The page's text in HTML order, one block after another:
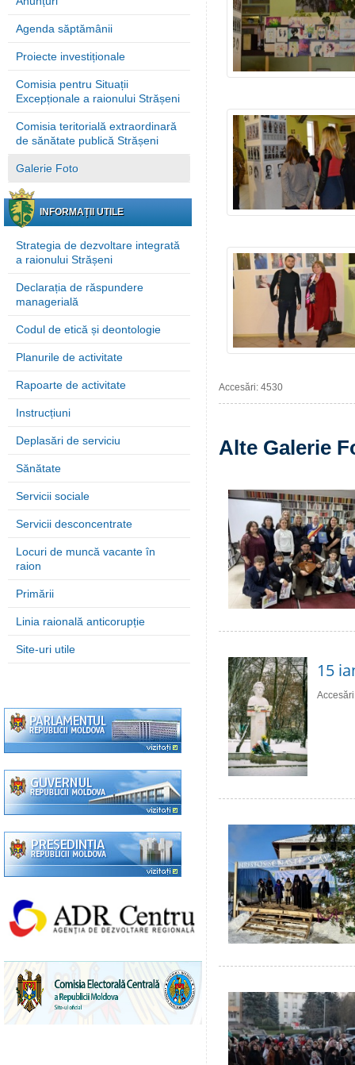
Agenda săptămânii
Proiecte investiționale
Comisia pentru Situații
Excepționale a raionului Strășeni
Comisia teritorială extraordinară
de sănătate publică Strășeni
Galerie Foto
INFORMAȚII UTILE
Strategia de dezvoltare integrată
a raionului Strășeni
Declarația de răspundere
managerială
Codul de etică și deontologie
Planurile de activitate
Rapoarte de activitate
Instrucțiuni
Deplasări de serviciu
Sănătate
Servicii sociale
Servicii desconcentrate
Locuri de muncă vacante în
raion
Primării
Linia raională anticorupție
Site-uri utile
Accesări: 4530
Alte Galerie
15